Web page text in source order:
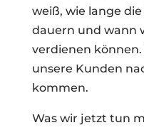
weiß, wie lange
dauern und wann
verdienen
unsere Kunden
kommen.
Was wir jetzt tun